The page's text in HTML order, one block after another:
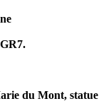
du Mont, statue